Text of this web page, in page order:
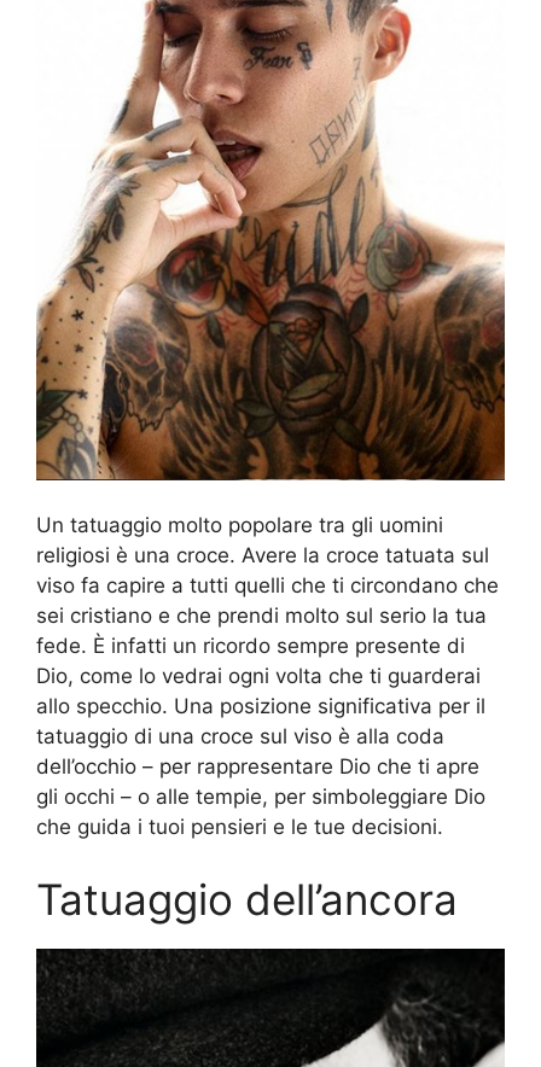
Un tatuaggio molto popolare tra gli uomini
religiosi è una croce. Avere la croce tatuata sul
viso fa capire a tutti quelli che ti circondano che
sei cristiano e che prendi molto sul serio la tua
fede. È infatti un ricordo sempre presente di
Dio, come lo vedrai ogni volta che ti guarderai
allo specchio. Una posizione significativa per il
tatuaggio di una croce sul viso è alla coda
dell’occhio – per rappresentare Dio che ti apre
gli occhi – o alle tempie, per simboleggiare Dio
che guida i tuoi pensieri e le tue decisioni.
Tatuaggio dell’ancora